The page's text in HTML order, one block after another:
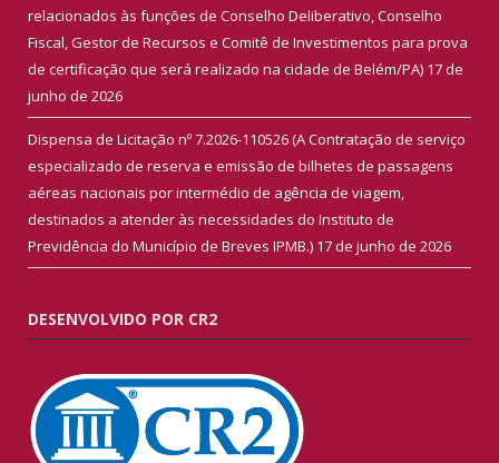
relacionados às funções de Conselho Deliberativo, Conselho
Fiscal, Gestor de Recursos e Comitê de Investimentos para prova
de certificação que será realizado na cidade de Belém/PA) 17 de
junho de 2026
Dispensa de Licitação nº 7.2026-110526 (A Contratação de serviço
especializado de reserva e emissão de bilhetes de passagens
aéreas nacionais por intermédio de agência de viagem,
destinados a atender às necessidades do Instituto de
Previdência do Município de Breves IPMB.) 17 de junho de 2026
DESENVOLVIDO POR CR2